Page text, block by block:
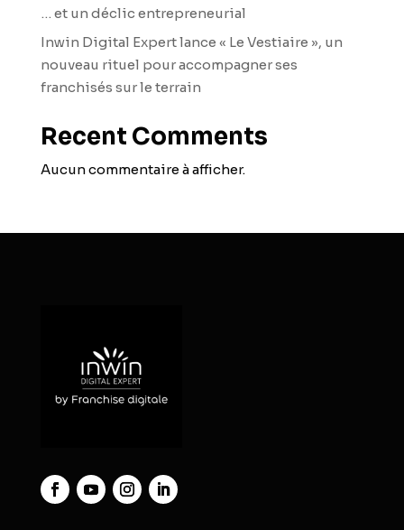
… et un déclic entrepreneurial
Inwin Digital Expert lance « Le Vestiaire », un
nouveau rituel pour accompagner ses
franchisés sur le terrain
Recent Comments
Aucun commentaire à afficher.